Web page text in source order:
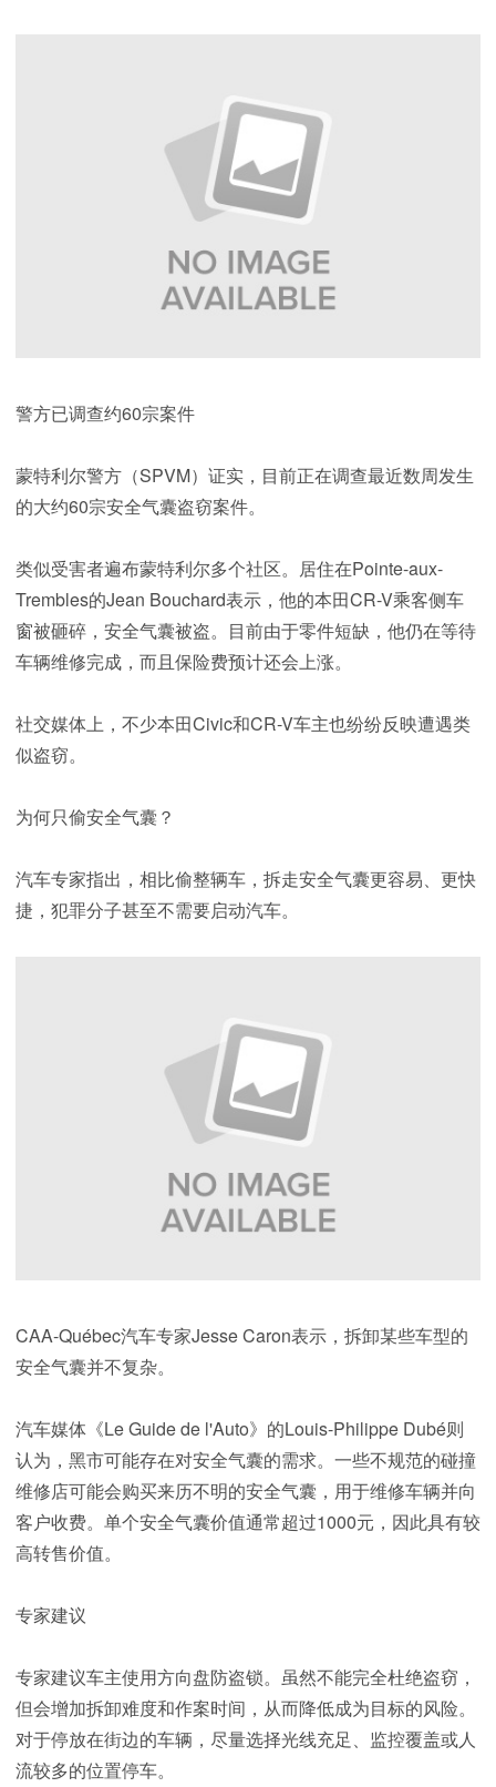
警方已调查约60宗案件
蒙特利尔警方（SPVM）证实，目前正在调查最近数周发生
的大约60宗安全气囊盗窃案件。
类似受害者遍布蒙特利尔多个社区。居住在Pointe-aux-
Trembles的Jean Bouchard表示，他的本田CR-V乘客侧车
窗被砸碎，安全气囊被盗。目前由于零件短缺，他仍在等待
车辆维修完成，而且保险费预计还会上涨。
社交媒体上，不少本田Civic和CR-V车主也纷纷反映遭遇类
似盗窃。
为何只偷安全气囊？
汽车专家指出，相比偷整辆车，拆走安全气囊更容易、更快
捷，犯罪分子甚至不需要启动汽车。
CAA-Québec汽车专家Jesse Caron表示，拆卸某些车型的
安全气囊并不复杂。
汽车媒体《Le Guide de l'Auto》的Louis-Philippe Dubé则
认为，黑市可能存在对安全气囊的需求。一些不规范的碰撞
维修店可能会购买来历不明的安全气囊，用于维修车辆并向
客户收费。单个安全气囊价值通常超过1000元，因此具有较
高转售价值。
专家建议
专家建议车主使用方向盘防盗锁。虽然不能完全杜绝盗窃，
但会增加拆卸难度和作案时间，从而降低成为目标的风险。
对于停放在街边的车辆，尽量选择光线充足、监控覆盖或人
流较多的位置停车。